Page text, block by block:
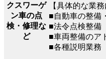
クスワーゲ
ン車の点
検・修理な
ど
【具体的な業務
■自動車の整備
■法令点検整備
■車両整備のア
■各種説明業務